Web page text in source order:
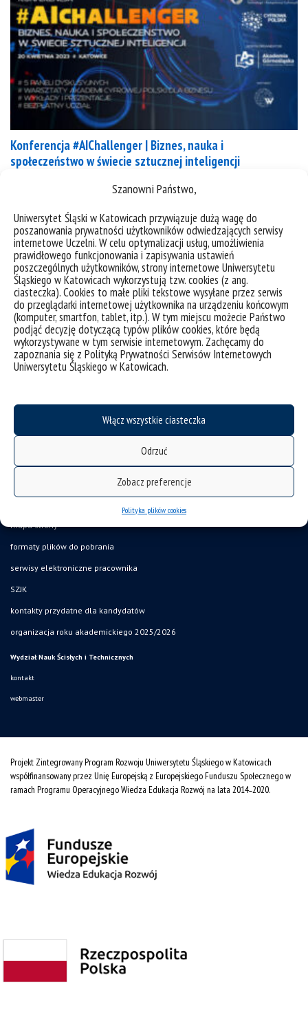
Szanowni Państwo,
Uniwersytet Śląski w Katowicach przywiązuje dużą wagę do
poszanowania prywatności użytkowników odwiedzających serwisy
internetowe Uczelni. W celu optymalizacji usług, umożliwienia
prawidłowego funkcjonowania i zapisywania ustawień
poszczególnych użytkowników, strony internetowe Uniwersytetu
Śląskiego w Katowicach wykorzystują tzw. cookies (z ang.
ciasteczka). Cookies to małe pliki tekstowe wysyłane przez serwis
do przeglądarki internetowej użytkownika na urządzeniu końcowym
(komputer, smartfon, tablet, itp.). W tym miejscu możecie Państwo
podjąć decyzję dotyczącą typów plików cookies, które będą
wykorzystywane w tym serwisie internetowym. Zachęcamy do
zapoznania się z Polityką Prywatności Serwisów Internetowych
Uniwersytetu Śląskiego w Katowicach.
Włącz wszystkie ciasteczka
Odrzuć
Zobacz preferencje
Polityka plików cookies
Konferencja #AIChallenger | Biznes, nauka i
społeczeństwo w świecie sztucznej inteligencji
Elon Musk, Yuval Noah Harari i wielu innych
podpisało list otwarty o konieczności wstrzymania
prac w laboratoriach nad AI w związku m.in z
ChatGPT 4.0. Z kolei Włochy zabroniły jego używanie
przez administrację. Czy powinniśmy zatrzymać AI,
ChatGPT i inne generatory treści ? Czy możemy
funkcjonować bez AI w biznesie i nauce? Czy to
koniec...
kategorie:konferencje
student
tagi :#aichalanger ai chatgpt
mapa strony
formaty plików do pobrania
serwisy elektroniczne pracownika
SZJK
kontakty przydatne dla kandydatów
organizacja roku akademickiego 2025/2026
Wydział Nauk Ścisłych i Technicznych
kontakt
webmaster
Projekt Zintegrowany Program Rozwoju Uniwersytetu Śląskiego w Katowicach
współfinansowany przez Unię Europejską z Europejskiego Funduszu Społecznego w
ramach Programu Operacyjnego Wiedza Edukacja Rozwój na lata 2014˗2020.